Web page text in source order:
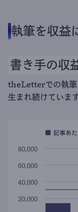
執筆を収益
書き手の収
theLetterでの執筆
生まれ続けています